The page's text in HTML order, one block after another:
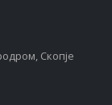
Скопје